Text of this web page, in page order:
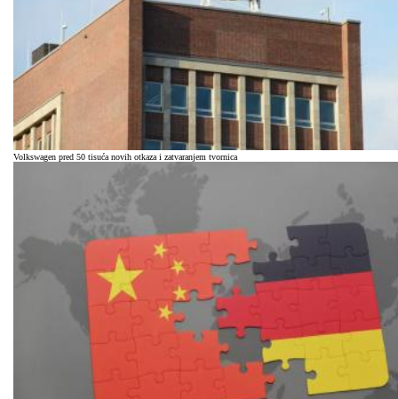
Volkswagen pred 50 tisuća novih otkaza i zatvaranjem tvornica